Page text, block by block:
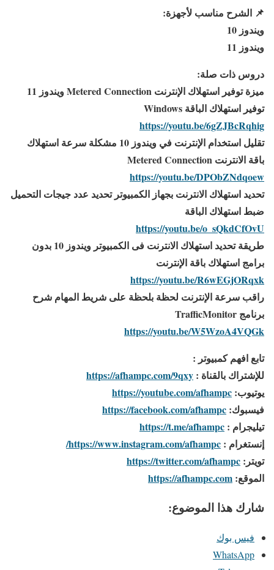
📌 الشرح مناسب لأجهزة:
ويندوز 10
ويندوز 11
دروس ذات صلة:
ميزة توفير استهلاك الإنترنت Metered Connection ويندوز 11
توفير استهلاك الباقة Windows
https://youtu.be/6gZJBcRqhig
تقليل استخدام الإنترنت في ويندوز 10 مشكلة سرعة استهلاك
باقة الانترنت Metered Connection
https://youtu.be/DPObZNdqoew
تحديد استهلاك الانترنت بجهاز الكمبيوتر تحديد عدد جيجات التحميل
ضبط استهلاك الباقة
https://youtu.be/o_sQkdCfOvU
طريقة تحديد استهلاك الانترنت فى الكمبيوتر ويندوز 10 بدون
برامج استهلاك باقة الإنترنت
https://youtu.be/R6wEGjORqxk
راقب سرعة الإنترنت لحظة بلحظة على شريط المهام شرح
برنامج TrafficMonitor
https://youtu.be/W5WzoA4VQGk
تابع افهم كمبيوتر :
للإشتراك بالقناة : https://afhampc.com/9qxy
يوتيوب: https://youtube.com/afhampc
فيسبوك: https://facebook.com/afhampc
تيليجرام : https://t.me/afhampc
إنستغرام : https://www.instagram.com/afhampc/
تويتر: https://twitter.com/afhampc
الموقع: https://afhampc.com
شارك هذا الموضوع:
فيس بوك
WhatsApp